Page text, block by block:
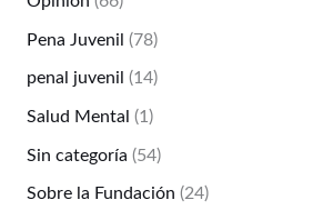
Pena Juvenil (78)
penal juvenil (14)
Salud Mental (1)
Sin categoría (54)
Sobre la Fundación (24)